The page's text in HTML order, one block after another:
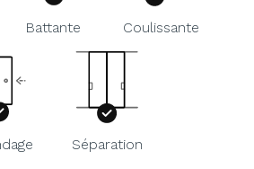
Battante Coulissante
Séparation